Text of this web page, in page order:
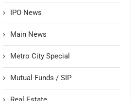
IPO News
Main News
Metro City Special
Mutual Funds / SIP